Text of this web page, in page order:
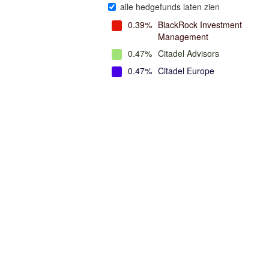
alle hedgefunds laten zien
0.39% BlackRock Investment
Management
0.47% Citadel Advisors
0.47% Citadel Europe